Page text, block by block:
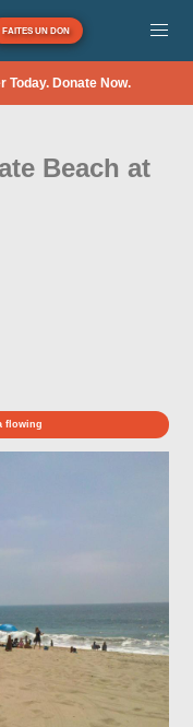
FAITES UN DON
Today. Donate Now.
Beach at
flowing